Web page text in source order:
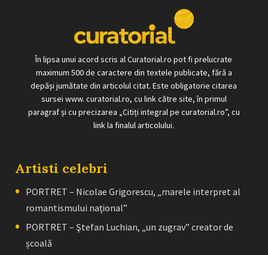
În lipsa unui acord scris al Curatorial.ro pot fi prelucrate
maximum 500 de caractere din textele publicate, fără a
depăși jumătate din articolul citat. Este obligatorie citarea
sursei www. curatorial.ro, cu link către site, în primul
paragraf și cu precizarea „Citiți integral pe curatorial.ro”, cu
link la finalul articolului.
Artisti celebri
PORTRET – Nicolae Grigorescu, „marele interpret al
romantismului naţional”
PORTRET – Ştefan Luchian, „un zugrav” creator de
școală